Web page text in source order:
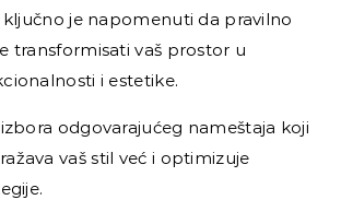
je napomenuti da pravilno
transformisati vaš prostor u
i estetike.
odgovarajućeg nameštaja koji
vaš stil već i optimizuje